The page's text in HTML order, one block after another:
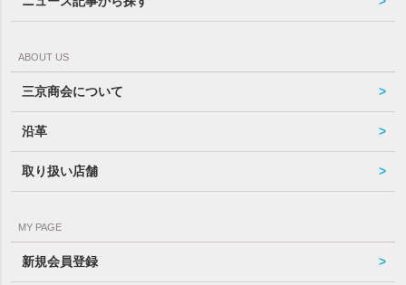
ABOUT US
三京商会について
沿革
取り扱い店舗
MY PAGE
新規会員登録